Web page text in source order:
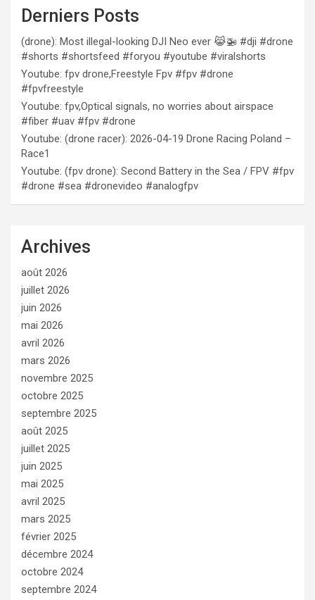
Derniers Posts
(drone): Most illegal-looking DJI Neo ever 😹🚁 #dji #drone
#shorts #shortsfeed #foryou #youtube #viralshorts
Youtube: fpv drone,Freestyle Fpv #fpv #drone
#fpvfreestyle
Youtube: fpv,Optical signals, no worries about airspace
#fiber #uav #fpv #drone
Youtube: (drone racer): 2026-04-19 Drone Racing Poland –
Race1
Youtube: (fpv drone): Second Battery in the Sea / FPV #fpv
#drone #sea #dronevideo #analogfpv
Archives
août 2026
juillet 2026
juin 2026
mai 2026
avril 2026
mars 2026
novembre 2025
octobre 2025
septembre 2025
août 2025
juillet 2025
juin 2025
mai 2025
avril 2025
mars 2025
février 2025
décembre 2024
octobre 2024
septembre 2024